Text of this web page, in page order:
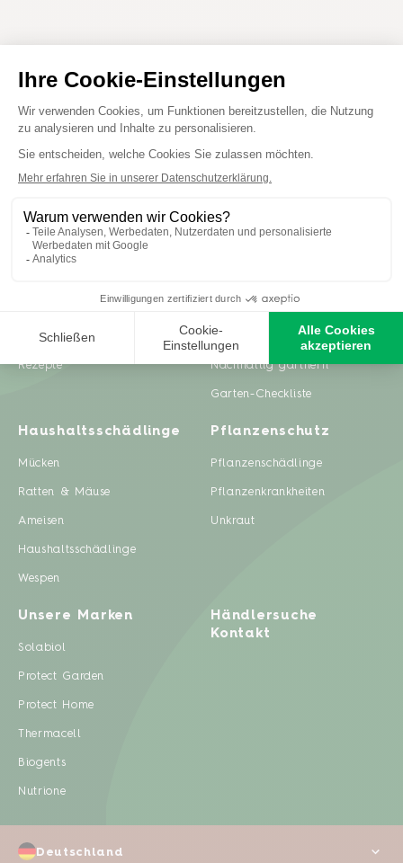
Zero Waste & DIY
Rezepte
Pflanzenpflege
Rasenpflege
Nachhaltig gärtnern
Garten-Checkliste
Haushaltsschädlinge
Mücken
Ratten & Mäuse
Ameisen
Haushaltsschädlinge
Wespen
Pflanzenschutz
Pflanzenschädlinge
Pflanzenkrankheiten
Unkraut
Unsere Marken
Solabiol
Protect Garden
Protect Home
Thermacell
Biogents
Nutrione
Händlersuche
Kontakt
Deutschland